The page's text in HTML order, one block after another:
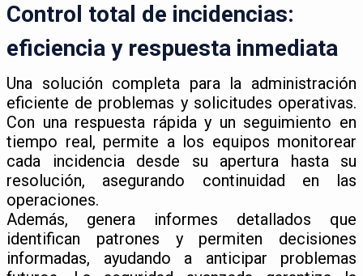
Control total de incidencias:
eficiencia y respuesta inmediata
Una solución completa para la administración
eficiente de problemas y solicitudes operativas.
Con una respuesta rápida y un seguimiento en
tiempo real, permite a los equipos monitorear
cada incidencia desde su apertura hasta su
resolución, asegurando continuidad en las
operaciones.
Además, genera informes detallados que
identifican patrones y permiten decisiones
informadas, ayudando a anticipar problemas